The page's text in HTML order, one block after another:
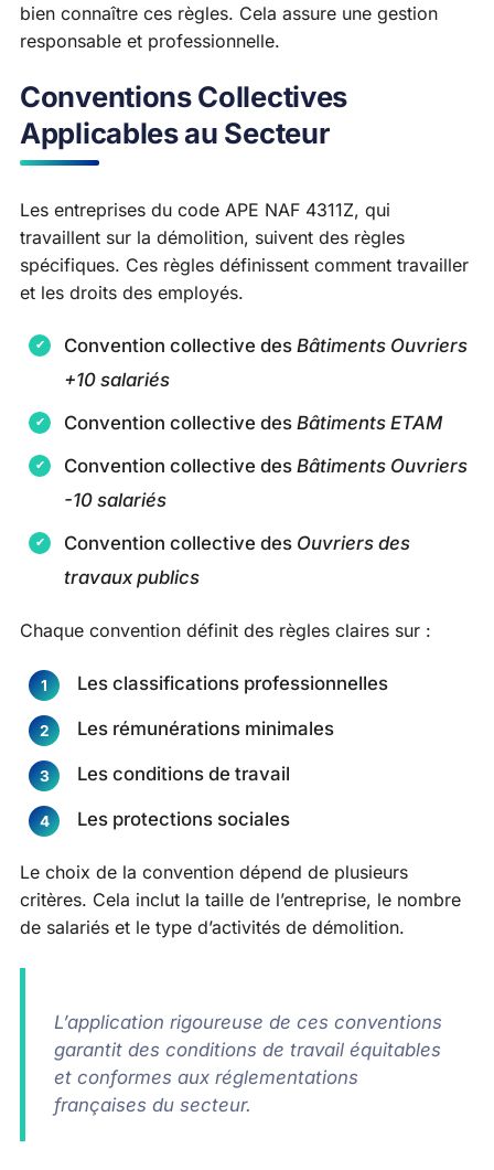
bien connaître ces règles. Cela assure une gestion
responsable et professionnelle.
Conventions Collectives
Applicables au Secteur
Les entreprises du code APE NAF 4311Z, qui
travaillent sur la démolition, suivent des règles
spécifiques. Ces règles définissent comment travailler
et les droits des employés.
Convention collective des Bâtiments Ouvriers
+10 salariés
Convention collective des Bâtiments ETAM
Convention collective des Bâtiments Ouvriers
-10 salariés
Convention collective des Ouvriers des
travaux publics
Chaque convention définit des règles claires sur :
Les classifications professionnelles
Les rémunérations minimales
Les conditions de travail
Les protections sociales
Le choix de la convention dépend de plusieurs
critères. Cela inclut la taille de l’entreprise, le nombre
de salariés et le type d’activités de démolition.
L’application rigoureuse de ces conventions
garantit des conditions de travail équitables
et conformes aux réglementations
françaises du secteur.